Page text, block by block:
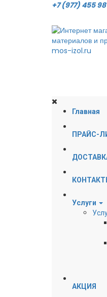
+7 (977) 455
Главная
ПРАЙС-
Услуги
АКЦИЯ